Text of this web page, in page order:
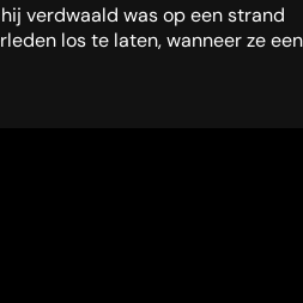
verdwaald was op een strand
los te laten, wanneer ze een